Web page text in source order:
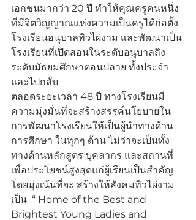
เอกชนมากว่า 20 ปี ทำให้คุณครูคนหนึ่ง
ที่มีจิตวิญญาณแห่งความเป็นครูได้ก่อตั้ง
โรงเรียนอนุบาลทิวไผ่งาม และพัฒนาเป็น
โรงเรียนที่เปิดสอนในระดับอนุบาลถึง
ระดับมัธยมศึกษาตอนปลาย ทั้งประจำ
และไปกลับ
ตลอดระยะเวลา 48 ปี ทางโรงเรียนมี
ความมุ่งมั่นที่จะสร้างสรรค์นโยบายใน
การพัฒนาโรงเรียนให้เป็นผู้นำทางด้าน
การศึกษา ในทุกๆ ด้าน ไม่ว่าจะเป็นทั้ง
ทางด้านหลักสูตร บุคลากร และสถานที่
เพื่อประโยชน์สูงสุดแก่ผู้เรียนเป็นสำคัญ
โดยมุ่งเน้นที่จะ สร้างให้สังคมทิวไผ่งาม
เป็น  “ Home of the Best and
Brightest Young Ladies and